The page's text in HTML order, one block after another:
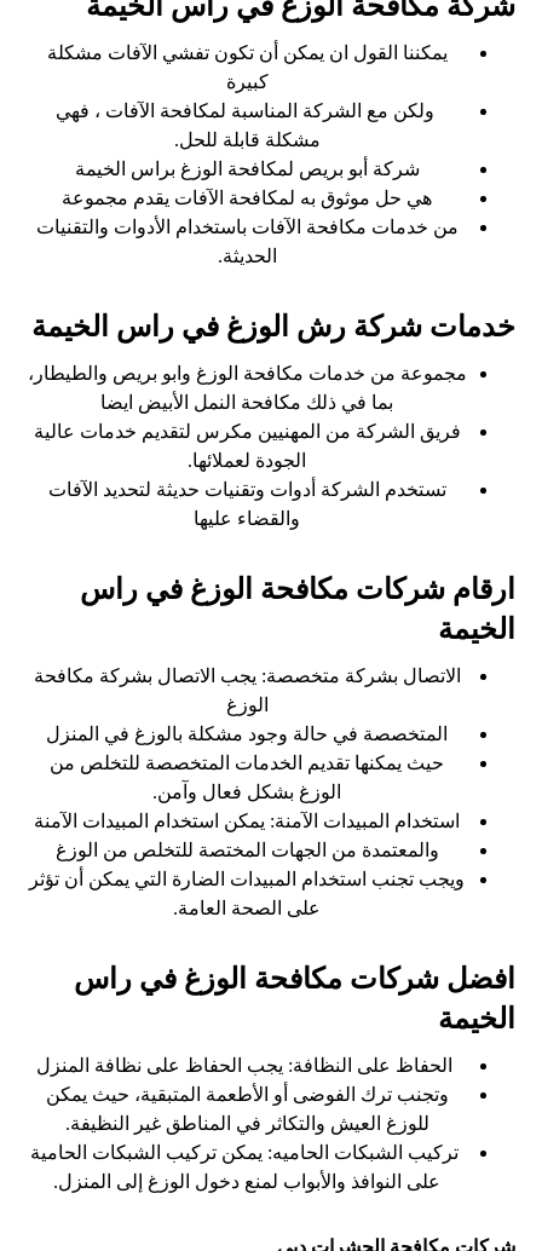
شركة مكافحة الوزغ في راس الخيمة
يمكننا القول ان يمكن أن تكون تفشي الآفات مشكلة
كبيرة
ولكن مع الشركة المناسبة لمكافحة الآفات ، فهي
مشكلة قابلة للحل.
شركة أبو بريص لمكافحة الوزغ براس الخيمة
هي حل موثوق به لمكافحة الآفات يقدم مجموعة
من خدمات مكافحة الآفات باستخدام الأدوات والتقنيات
الحديثة.
خدمات شركة رش الوزغ في راس الخيمة
مجموعة من خدمات مكافحة الوزغ وابو بريص والطيطار،
بما في ذلك مكافحة النمل الأبيض ايضا
فريق الشركة من المهنيين مكرس لتقديم خدمات عالية
الجودة لعملائها.
تستخدم الشركة أدوات وتقنيات حديثة لتحديد الآفات
والقضاء عليها
ارقام شركات مكافحة الوزغ في راس
الخيمة
الاتصال بشركة متخصصة: يجب الاتصال بشركة مكافحة
الوزغ
المتخصصة في حالة وجود مشكلة بالوزغ في المنزل
حيث يمكنها تقديم الخدمات المتخصصة للتخلص من
الوزغ بشكل فعال وآمن.
استخدام المبيدات الآمنة: يمكن استخدام المبيدات الآمنة
والمعتمدة من الجهات المختصة للتخلص من الوزغ
ويجب تجنب استخدام المبيدات الضارة التي يمكن أن تؤثر
على الصحة العامة.
افضل شركات مكافحة الوزغ في راس
الخيمة
الحفاظ على النظافة: يجب الحفاظ على نظافة المنزل
وتجنب ترك الفوضى أو الأطعمة المتبقية، حيث يمكن
للوزغ العيش والتكاثر في المناطق غير النظيفة.
تركيب الشبكات الحاميه: يمكن تركيب الشبكات الحامية
على النوافذ والأبواب لمنع دخول الوزغ إلى المنزل.